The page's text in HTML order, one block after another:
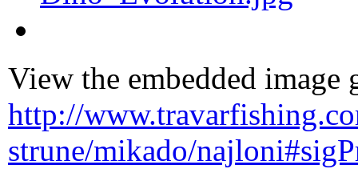
View the embedded image
http://
strune/mikado/